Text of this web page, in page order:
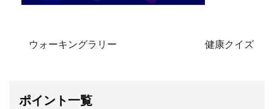
ウォーキングラリー 健康クイズ
ポイント一覧